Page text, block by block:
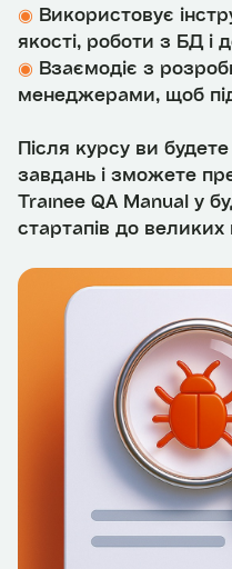
◉ Використовує
якості, роботи з БД і
◉ Взаємодіє з
менеджерами, щоб
Після курсу ви
завдань і зможете
Trainee QA Manual у
стартапів до